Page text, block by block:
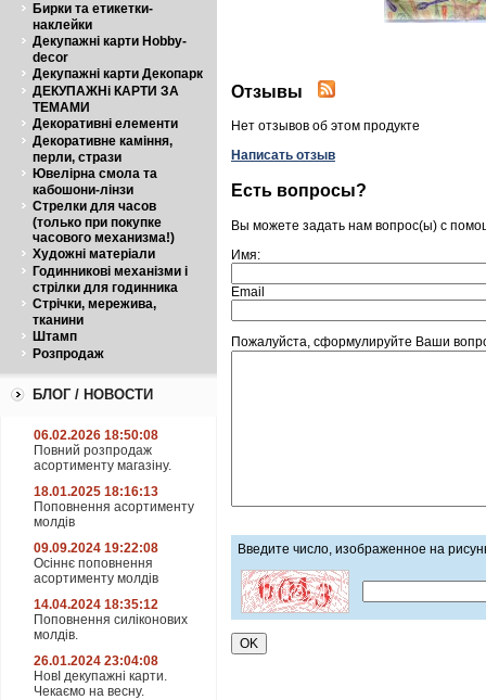
Бирки та етикетки-
наклейки
Декупажні карти Hobby-
decor
Декупажні карти Декопарк
ДЕКУПАЖНі КАРТИ ЗА
ТЕМАМИ
Декоративні елементи
Декоративне каміння,
перли, стрази
Ювелірна смола та
кабошони-лінзи
Стрелки для часов
(только при покупке
часового механизма!)
Художні матеріали
Годинникові механізми і
стрілки для годинника
Стрічки, мережива,
тканини
Штамп
Розпродаж
БЛОГ / НОВОСТИ
06.02.2026 18:50:08
Повний розпродаж
асортименту магазіну.
18.01.2025 18:16:13
Поповнення асортименту
молдів
09.09.2024 19:22:08
Осіннє поповнення
асортименту молдів
14.04.2024 18:35:12
Поповнення силіконових
молдів.
26.01.2024 23:04:08
НовІ декупажні карти.
Чекаємо на весну.
Отзывы
Нет отзывов об этом продукте
Написать отзыв
Есть вопросы?
Вы можете задать нам вопрос(ы) с
Имя:
Email
Пожалуйста, сформулируйте Ваши
Введите число, изображенное на